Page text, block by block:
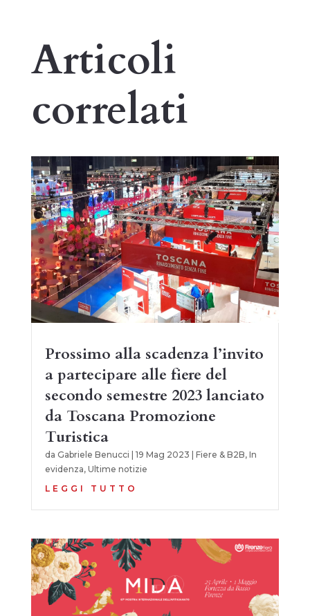
Articoli
correlati
Prossimo alla scadenza l’invito
a partecipare alle fiere del
secondo semestre 2023 lanciato
da Toscana Promozione
Turistica
da Gabriele Benucci 19 Mag 2023 Fiere & B2B, In
evidenza, Ultime notizie
LEGGI TUTTO